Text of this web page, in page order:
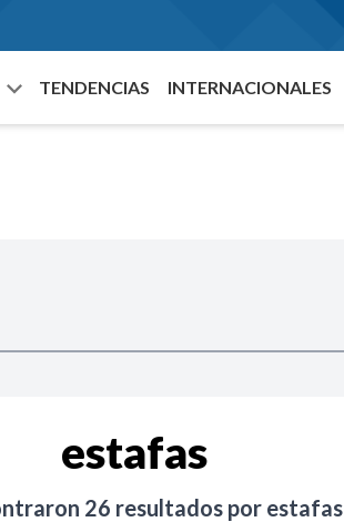
TENDENCIAS INTERNACIONALES
estafas
26 resultados por estafas